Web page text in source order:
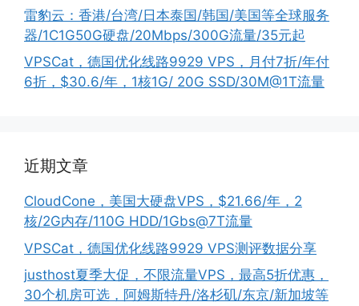
雷豹云：香港/台湾/日本泰国/韩国/美国等全球服务
器/1C1G50G硬盘/20Mbps/300G流量/35元起
VPSCat，德国优化线路9929 VPS，月付7折/年付
6折，$30.6/年，1核1G/ 20G SSD/30M@1T流量
近期文章
CloudCone，美国大硬盘VPS，$21.66/年，2
核/2G内存/110G HDD/1Gbs@7T流量
VPSCat，德国优化线路9929 VPS测评数据分享
justhost夏季大促，不限流量VPS，最高5折优惠，
30个机房可选，阿姆斯特丹/洛杉矶/东京/新加坡等